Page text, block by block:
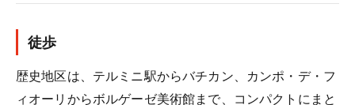
徒歩
歴史地区は、テルミニ駅からバチカン、カンポ・デ・フ
ィオーリからボルゲーゼ美術館まで、コンパクトにまと